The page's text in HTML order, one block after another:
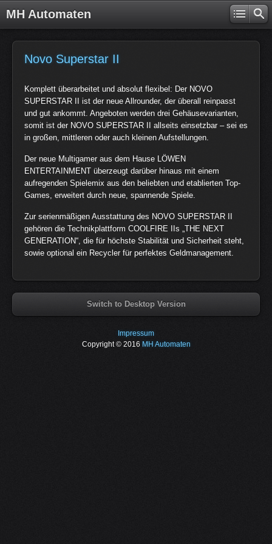
MH Automaten
Novo Superstar II
Komplett überarbeitet und absolut flexibel: Der NOVO
SUPERSTAR II ist der neue Allrounder, der überall reinpasst
und gut ankommt. Angeboten werden drei Gehäusevarianten,
somit ist der NOVO SUPERSTAR II allseits einsetzbar – sei es
in großen, mittleren oder auch kleinen Aufstellungen.
Der neue Multigamer aus dem Hause LÖWEN
ENTERTAINMENT überzeugt darüber hinaus mit einem
aufregenden Spielemix aus den beliebten und etablierten Top-
Games, erweitert durch neue, spannende Spiele.
Zur serienmäßigen Ausstattung des NOVO SUPERSTAR II
gehören die Technikplattform COOLFIRE IIs „THE NEXT
GENERATION“, die für höchste Stabilität und Sicherheit steht,
sowie optional ein Recycler für perfektes Geldmanagement.
Switch to Desktop Version
Impressum
Copyright © 2016 MH Automaten